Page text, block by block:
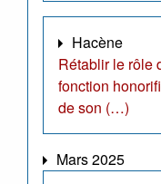
Hacène
Rétablir le rôle
fonction
de son (…)
Mars 2025